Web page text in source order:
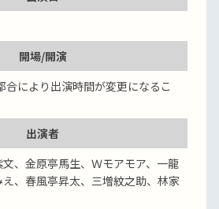
開場/開演
により出演時間が変更になるこ
出演者
、金原亭馬生、Ｗモアモア、一龍
、春風亭昇太、三増紋之助、林家